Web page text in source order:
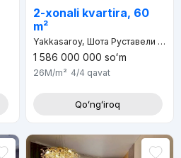
2-xonali kvartira, 60
m²
Yakkasaroy, Шота Руставели улица, д.53, Абдулла Каххар махалля
1 586 000 000 soʻm
26M/m² 4/4 qavat
Qoʻngʻiroq